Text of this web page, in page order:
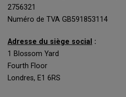
2756321
Numéro de TVA GB591853114
Adresse du siège social :
1 Blossom Yard
Fourth Floor
Londres, E1 6RS